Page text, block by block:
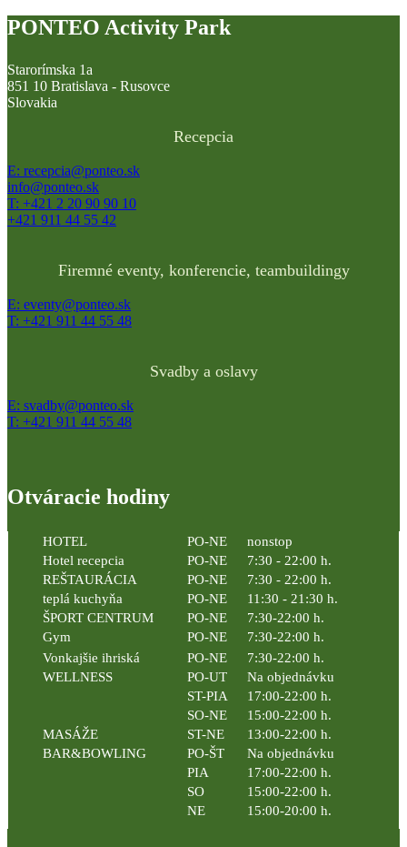
PONTEO Activity Park
Starorímska 1a
851 10 Bratislava - Rusovce
Slovakia
Recepcia
E: recepcia@ponteo.sk
info@ponteo.sk
T: +421 2 20 90 90 10
+421 911 44 55 42
Firemné eventy, konferencie, teambuildingy
E: eventy@ponteo.sk
T: +421 911 44 55 48
Svadby a oslavy
E: svadby@ponteo.sk
T: +421 911 44 55 48
Otváracie hodiny
HOTEL PO-NE
nonstop
Hotel recepcia
PO-NE
7:30 - 22:00 h.
REŠTAURÁCIA
PO-NE
7:30 - 22:00 h.
teplá kuchyňa
PO-NE
11:30 - 21:30 h.
ŠPORT CENTRUM
PO-NE
7:30-22:00 h.
Gym
PO-NE
7:30-22:00 h.
Vonkajšie ihriská
PO-NE
7:30-22:00 h.
WELLNESS
PO-UT
Na objednávku
ST-PIA
17:00-22:00 h.
SO-NE
15:00-22:00 h.
MASÁŽE
ST-NE
13:00-22:00 h.
BAR&BOWLING
PO-ŠT
Na objednávku
PIA
17:00-22:00 h.
SO
15:00-22:00 h.
NE
15:00-20:00 h.